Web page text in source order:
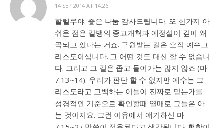
14 SEP 2014 AT 14:26
할렐루야. 좋은 나눔 감사드립니다. 또 한가지 아
쉬운 점은 칼뱅의 종교개혁과 예정설이 깊이 왜
곡되고 있다는 거죠. 구원받는 길은 오직 예수그
리스도이십니다. 그 어떤 것도 대신 할 수 없습니
다. 그리고 그 길은 좁고 들어가는 많지 않죠 (마
7:13~14). 우리가 판단 할 수 없지만 예수는 그
리스도라고 고백하는 이들이 진짜로 믿는가를
성경적인 기준으로 확인할때 열매로 그들은 아
는 것이지요. 그런 이유에서 얘기하신 마